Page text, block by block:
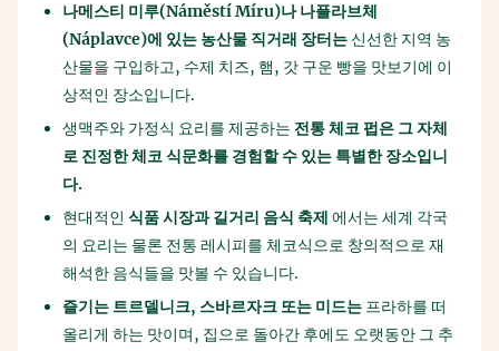
나메스티 미루(Náměstí Míru)나 나플라브체
(Náplavce)에 있는 농산물 직거래 장터는 신선한 지역 농
산물을 구입하고, 수제 치즈, 햄, 갓 구운 빵을 맛보기에 이
상적인 장소입니다.
생맥주와 가정식 요리를 제공하는 전통체코펍은 그자체
로 진정한체코식문화를 경험할 수 있는 특별한 장소입니
다.
현대적인 식품시장과 길거리 음식 축제 에서는 세계 각국
의 요리는 물론 전통 레시피를 체코식으로 창의적으로 재
해석한 음식들을 맛볼 수 있습니다.
즐기는 트르델니크, 스바르자크 또는 미드는 프라하를 떠
올리게 하는 맛이며, 집으로 돌아간 후에도 오랫동안 그 추